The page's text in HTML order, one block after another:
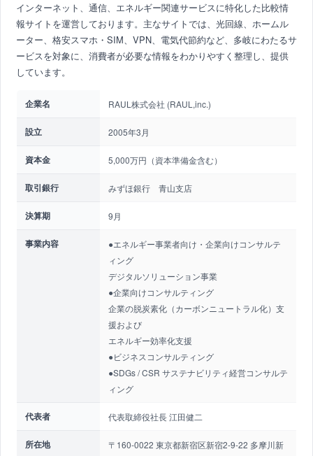
インターネット、通信、エネルギー関連サービスに特化した比較情
報サイトを運営しております。主なサイトでは、光回線、ホームル
ーター、格安スマホ・SIM、VPN、電気代節約など、多岐にわたるサ
ービスを対象に、消費者が必要な情報をわかりやすく整理し、提供
しています。
企業名 RAUL株式会社 (RAUL,inc.)
設立 2005年3月
資本金 5,000万円（資本準備金含む）
取引銀行 みずほ銀行 青山支店
決算期 9月
事業内容
●エネルギー事業者向け・企業向けコンサルテ
ィング
デジタルソリューション事業
●企業向けコンサルティング
企業の脱炭素化（カーボンニュートラル化）支
援および
エネルギー効率化支援
●ビジネスコンサルティング
●SDGs / CSR サステナビリティ経営コンサルテ
ィング
代表者 代表取締役社長 江田健二
所在地
〒160-0022 東京都新宿区新宿2-9-22 多摩川新